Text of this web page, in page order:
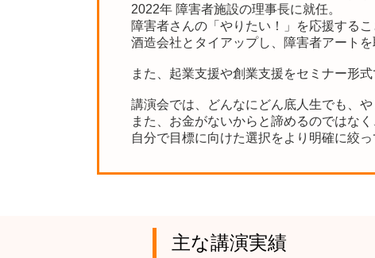
2022年 障害者施設の理事長に就任。
障害者さんの「やりたい！」を応援する
酒造会社とタイアップし、障害者アート
また、起業支援や創業支援をセミナー形
講演会では、どんなにどん底人生でも、や
また、お金がないからと諦めるのではな
自分で目標に向けた選択をより明確に絞
主な講演実績